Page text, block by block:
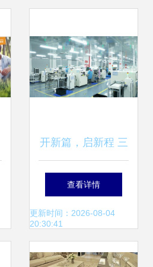
开新篇，启新程 三
月永康医疗携手家
政服务共赴医疗器
械展
查看详情
更新时间：2026-08-04
20:30:41